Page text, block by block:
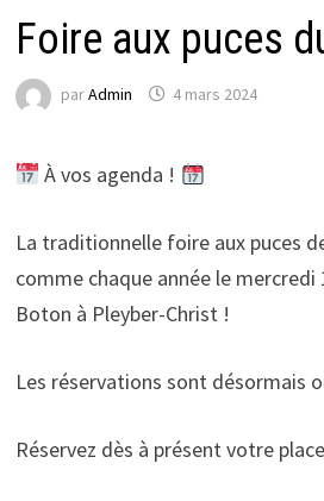
Foire aux puces
parAdmin 4 mars 2024
À vos agenda !
La traditionnelle foire aux puces
comme chaque année le mercredi
Boton à Pleyber-Christ !
Les réservations sont désormais
Réservez dès à présent votre